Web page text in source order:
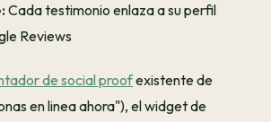
Cada testimonio enlaza a su perfil
Reviews
de social proofexistente de
en linea ahora"), el widget de